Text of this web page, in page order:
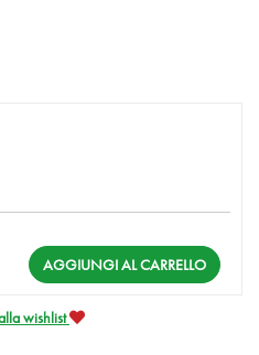
AGGIUNGI AL CARRELLO
wishlist